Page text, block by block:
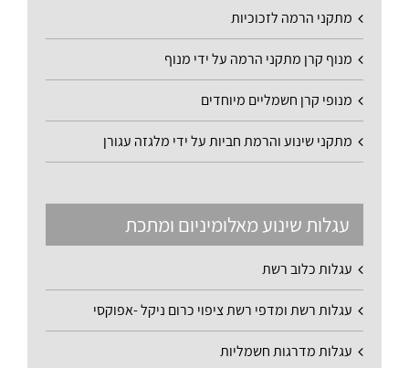
מתקני הרמה לזכוכיות
מנוף קרן מתקני הרמה על ידי מנוף
מנופי קרן חשמליים מיוחדים
מתקני שינוע והרמת חביות על ידי מלגזה עגורן
עגלות שינוע מאלומיניום ומתכת
עגלות כלוב רשת
עגלות רשת ומדפי רשת ציפוי כרום ניקל -אפוקסי
עגלות מדרגות חשמליות